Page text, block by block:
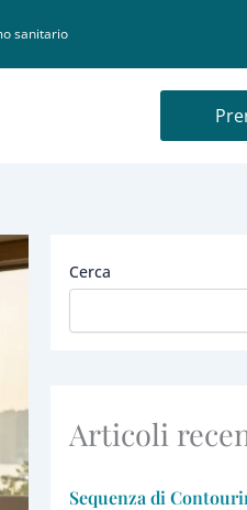
sanitario
Cerca
Articoli
Sequenza di